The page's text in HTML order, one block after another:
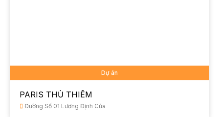
Dự án
PARIS THỦ THIÊM
Đường Số 01 Lương Định Của